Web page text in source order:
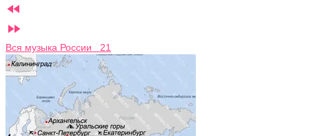


Вся музыка России 21